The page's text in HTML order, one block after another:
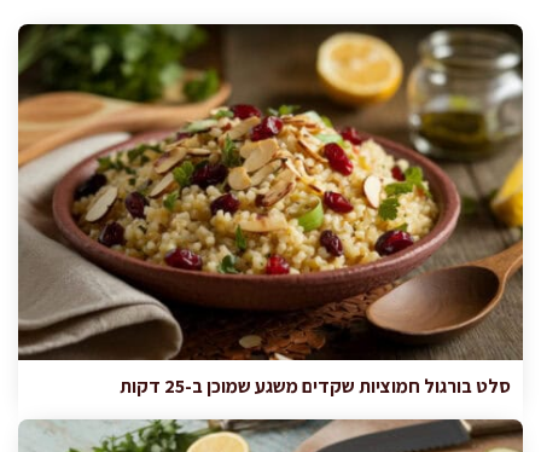
סלט בורגול חמוציות שקדים משגע שמוכן ב-25 דקות